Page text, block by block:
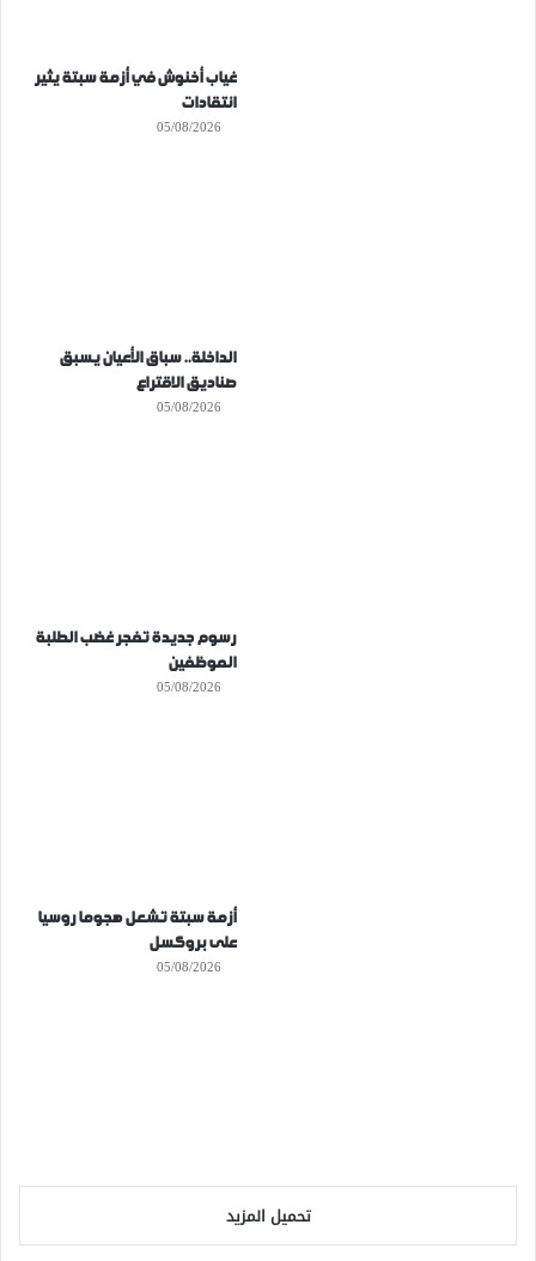
غياب أخنوش في أزمة سبتة يثير
انتقادات
05/08/2026
الداخلة.. سباق الأعيان يسبق
صناديق الاقتراع
05/08/2026
رسوم جديدة تفجر غضب الطلبة
الموظفين
05/08/2026
أزمة سبتة تشعل هجوما روسيا
على بروكسل
05/08/2026
تحميل المزيد